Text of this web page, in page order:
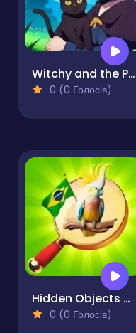
Witchy and the Puzzle Adventures
0 (0 Голосів)
Hidden Objects Vacation in Brazil
0 (0 Голосів)